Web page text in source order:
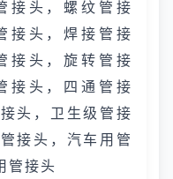
接头，螺纹管接
接头，焊接管接
接头，旋转管接
接头，四通管接
头，卫生级管接
接头，汽车用管
管接头